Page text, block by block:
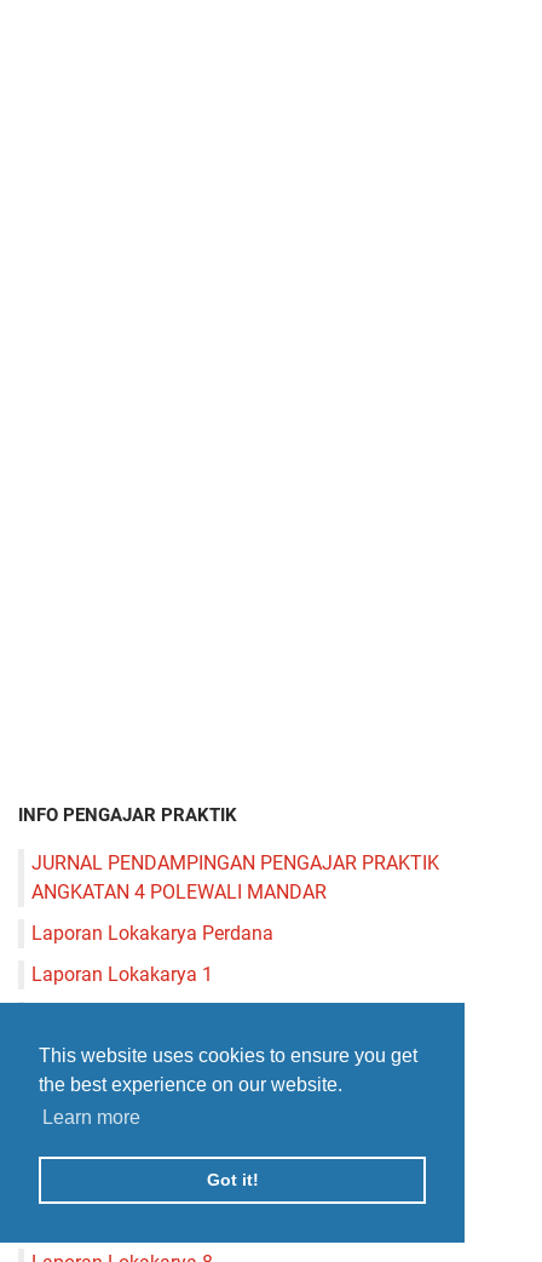
This website uses cookies to ensure you get
the best experience on our website.
Learn more
Got it!
INFO PENGAJAR PRAKTIK
JURNAL PENDAMPINGAN PENGAJAR PRAKTIK
ANGKATAN 4 POLEWALI MANDAR
Laporan Lokakarya Perdana
Laporan Lokakarya 1
Laporan Lokakarya 3
Laporan Lokakarya 4
Laporan Lokakarya 6